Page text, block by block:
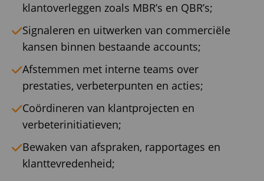
klantoverleggen zoals MBR’s en QBR’s;
Signaleren en uitwerken van commerciële
kansen binnen bestaande accounts;
Afstemmen met interne teams over
prestaties, verbeterpunten en acties;
Coördineren van klantprojecten en
verbeterinitiatieven;
Bewaken van afspraken, rapportages en
klanttevredenheid;